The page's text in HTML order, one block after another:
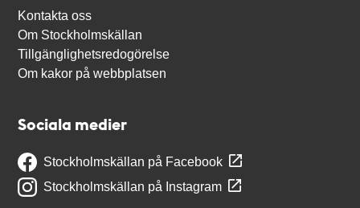
Kontakta oss
Om Stockholmskällan
Tillgänglighetsredogörelse
Om kakor på webbplatsen
Sociala medier
Stockholmskällan på Facebook
Stockholmskällan på Instagram